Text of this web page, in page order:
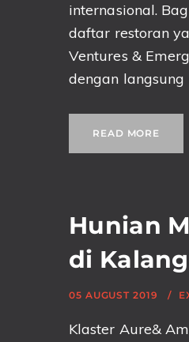
internasional.
daftar restoran
Ventures &
dengan
READ MORE
Hunian
di
05 AUGUST 2019
Klaster Aure&